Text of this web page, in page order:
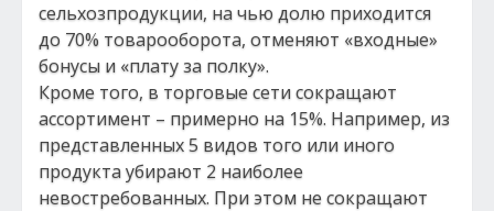
сельхозпродукции, на чью долю приходится
до 70% товарооборота, отменяют «входные»
бонусы и «плату за полку».
Кроме того, в торговые сети сокращают
ассортимент – примерно на 15%. Например, из
представленных 5 видов того или иного
продукта убирают 2 наиболее
невостребованных. При этом не сокращают